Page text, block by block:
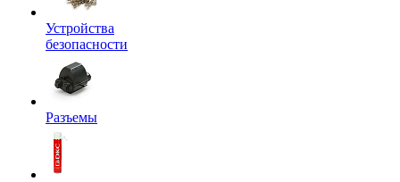
Устройства
безопасности
Разъемы